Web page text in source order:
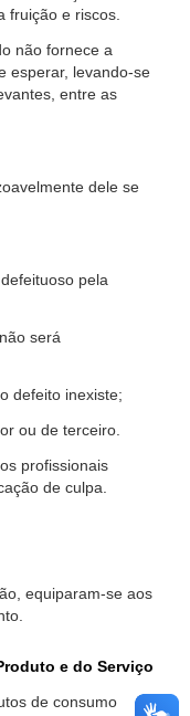
fruição e riscos.
não fornece a
esperar, levando-se
entre as
dele se
pela
será
defeito inexiste;
ou de terceiro.
profissionais
de culpa.
equiparam-se aos
e do Serviço
de consumo